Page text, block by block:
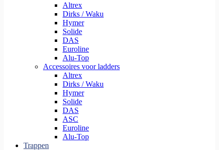
Altrex
Dirks / Waku
Hymer
Solide
DAS
Euroline
Alu-Top
Accessoires voor ladders
Altrex
Dirks / Waku
Hymer
Solide
DAS
ASC
Euroline
Alu-Top
Trappen